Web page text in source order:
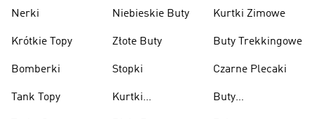
Nerki
Krótkie Topy
Bomberki
Tank Topy
Niebieskie Buty
Złote Buty
Stopki
Kurtki
Kurtki Zimowe
Buty Trekkingowe
Czarne Plecaki
Buty